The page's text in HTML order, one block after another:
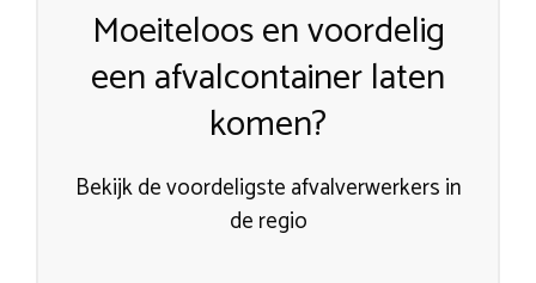
Moeiteloos en voordelig
een afvalcontainer laten
komen?
Bekijk de voordeligste afvalverwerkers in
de regio